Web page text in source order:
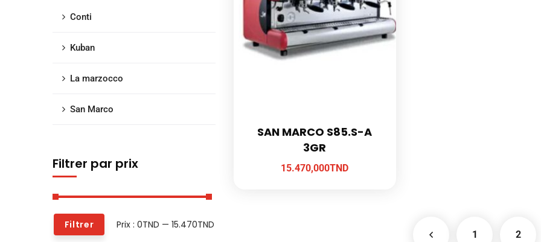
SAN MARCO S85.S-A
3GR
15.470,000TND
1 2
Conti
Kuban
La marzocco
San Marco
Filtrer par prix
Filtrer Prix :0TND —15.470TND